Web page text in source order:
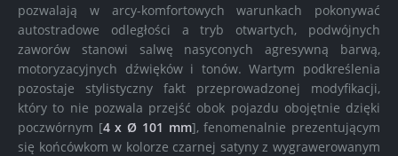
pozwalają w arcy-komfortowych warunkach pokonywać
autostradowe odległości a tryb otwartych, podwójnych
zaworów stanowi salwę nasyconych agresywną barwą,
motoryzacyjnych dźwięków i tonów. Wartym podkreślenia
pozostaje stylistyczny fakt przeprowadzonej modyfikacji,
który to nie pozwala przejść obok pojazdu obojętnie dzięki
poczwórnym [4 x Ø 101 mm], fenomenalnie prezentującym
się końcówkom w kolorze czarnej satyny z wygrawerowanym